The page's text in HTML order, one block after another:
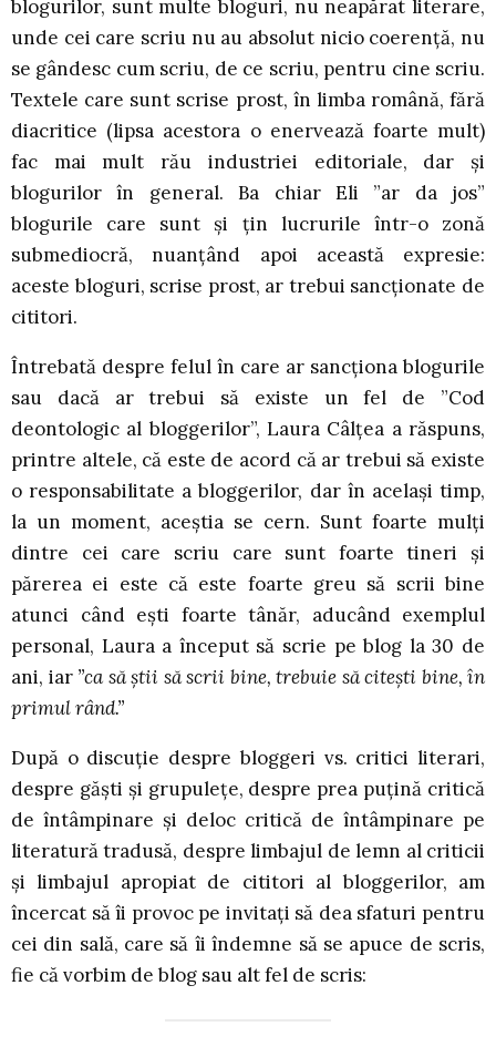
blogurilor, sunt multe bloguri, nu neapărat literare,
unde cei care scriu nu au absolut nicio coerență, nu
se gândesc cum scriu, de ce scriu, pentru cine scriu.
Textele care sunt scrise prost, în limba română, fără
diacritice (lipsa acestora o enervează foarte mult)
fac mai mult rău industriei editoriale, dar și
blogurilor în general. Ba chiar Eli ”ar da jos”
blogurile care sunt și țin lucrurile într-o zonă
submediocră, nuanțând apoi această expresie:
aceste bloguri, scrise prost, ar trebui sancționate de
cititori.
Întrebată despre felul în care ar sancționa blogurile
sau dacă ar trebui să existe un fel de ”Cod
deontologic al bloggerilor”, Laura Câlțea a răspuns,
printre altele, că este de acord că ar trebui să existe
o responsabilitate a bloggerilor, dar în același timp,
la un moment, aceștia se cern. Sunt foarte mulți
dintre cei care scriu care sunt foarte tineri și
părerea ei este că este foarte greu să scrii bine
atunci când ești foarte tânăr, aducând exemplul
personal, Laura a început să scrie pe blog la 30 de
ani, iar ”ca să știi să scrii bine, trebuie să citești bine, în
primul rând.”
După o discuție despre bloggeri vs. critici literari,
despre găști și grupulețe, despre prea puțină critică
de întâmpinare și deloc critică de întâmpinare pe
literatură tradusă, despre limbajul de lemn al criticii
și limbajul apropiat de cititori al bloggerilor, am
încercat să îi provoc pe invitați să dea sfaturi pentru
cei din sală, care să îi îndemne să se apuce de scris,
fie că vorbim de blog sau alt fel de scris: